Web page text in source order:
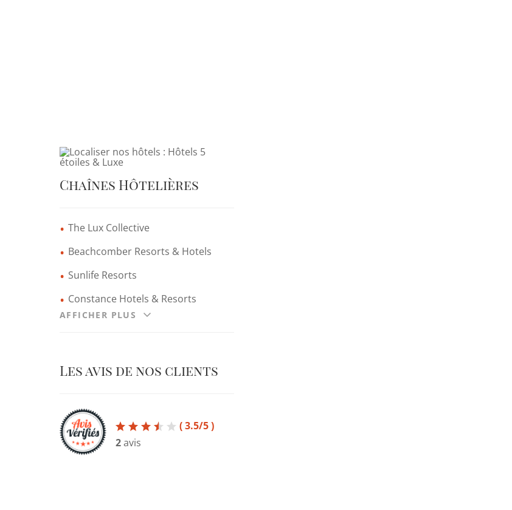
Chaînes Hôtelières
The Lux Collective
Beachcomber Resorts & Hotels
Sunlife Resorts
Constance Hotels & Resorts
AFFICHER PLUS
Les avis de nos clients
( 3.5/5 )
2avis